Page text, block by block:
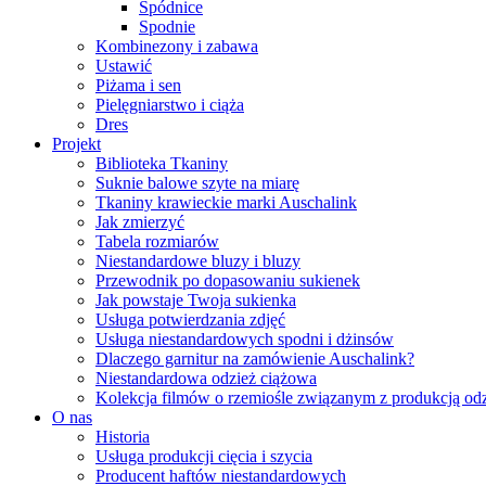
Spódnice
Spodnie
Kombinezony i zabawa
Ustawić
Piżama i sen
Pielęgniarstwo i ciąża
Dres
Projekt
Biblioteka Tkaniny
Suknie balowe szyte na miarę
Tkaniny krawieckie marki Auschalink
Jak zmierzyć
Tabela rozmiarów
Niestandardowe bluzy i bluzy
Przewodnik po dopasowaniu sukienek
Jak powstaje Twoja sukienka
Usługa potwierdzania zdjęć
Usługa niestandardowych spodni i dżinsów
Dlaczego garnitur na zamówienie Auschalink?
Niestandardowa odzież ciążowa
Kolekcja filmów o rzemiośle związanym z produkcją
O nas
Historia
Usługa produkcji cięcia i szycia
Producent haftów niestandardowych